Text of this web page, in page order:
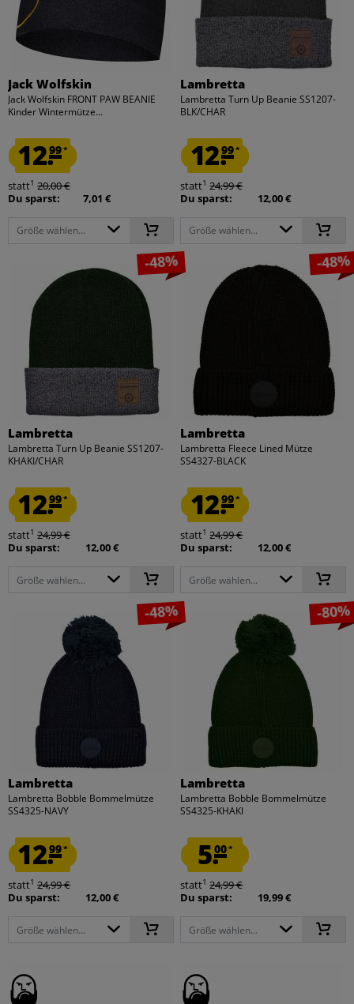
Jack Wolfskin
Jack Wolfskin FRONT PAW BEANIE
Kinder Wintermütze...
12.99*
statt1 20,00 €
Du sparst:
7,01 €
Größe wählen...
Lambretta
Lambretta Turn Up Beanie SS1207-
BLK/CHAR
12.99*
statt1 24,99 €
Du sparst:
12,00 €
Größe wählen...
-48%
Lambretta
Lambretta Turn Up Beanie SS1207-
KHAKI/CHAR
12.99*
statt1 24,99 €
Du sparst:
12,00 €
Größe wählen...
-48%
Lambretta
Lambretta Fleece Lined Mütze
SS4327-BLACK
12.99*
statt1 24,99 €
Du sparst:
12,00 €
Größe wählen...
-48%
Lambretta
Lambretta Bobble Bommelmütze
SS4325-NAVY
12.99*
statt1 24,99 €
Du sparst:
12,00 €
Größe wählen...
-80%
Lambretta
Lambretta Bobble Bommelmütze
SS4325-KHAKI
5.00*
statt1 24,99 €
Du sparst:
19,99 €
Größe wählen...